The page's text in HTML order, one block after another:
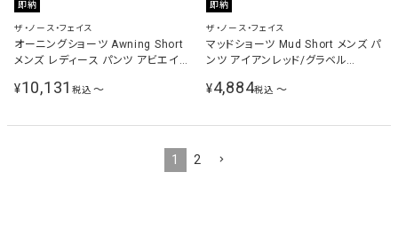
即納
ザ・ノース・フェイス
オーニングショーツ Awning Short
メンズ レディース パンツ アビエイタ
¥10,131 税込 〜
即納
ザ・ノース・フェイス
マッドショーツ Mud Short メンズ パ
ンツ アイアンレッド/グラベル
¥4,884税込 〜
1 2